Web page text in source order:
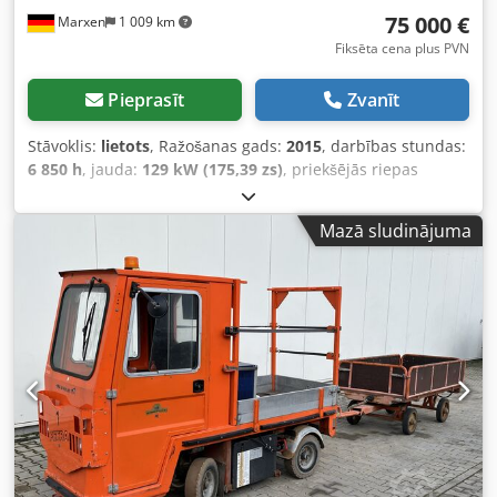
Marxen 1 009 km 75 000 €
Fiksēta cena plus PVN
Pieprasīt Zvanīt
Stāvoklis: lietots, Ražošanas gads: 2015, darbības stundas:
6 850 h, jauda: 129 kW (175,39 zs), priekšējās riepas
, aizmugurējās riepas izmērs:
710/70R42, Aprīkojums:saspiestā gaisa bremze,
Mazā sludinājuma